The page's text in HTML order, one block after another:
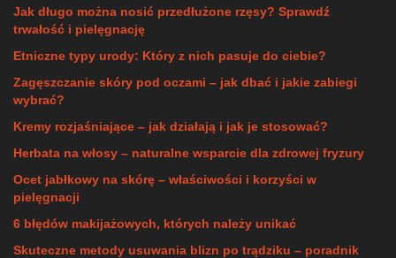
Jak długo można nosić przedłużone rzęsy? Sprawdź
trwałość i pielęgnację
Etniczne typy urody: Który z nich pasuje do ciebie?
Zagęszczanie skóry pod oczami – jak dbać i jakie zabiegi
wybrać?
Kremy rozjaśniające – jak działają i jak je stosować?
Herbata na włosy – naturalne wsparcie dla zdrowej fryzury
Ocet jabłkowy na skórę – właściwości i korzyści w
pielęgnacji
6 błędów makijażowych, których należy unikać
Skuteczne metody usuwania blizn po trądziku – poradnik